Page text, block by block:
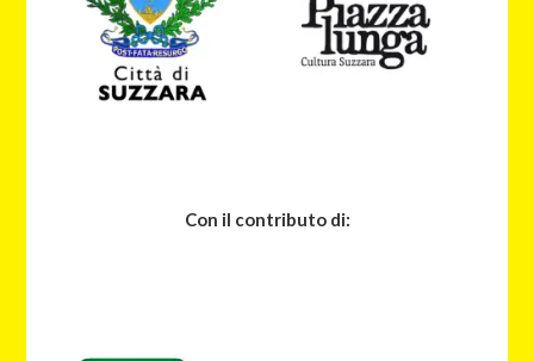
Con il contributo di: